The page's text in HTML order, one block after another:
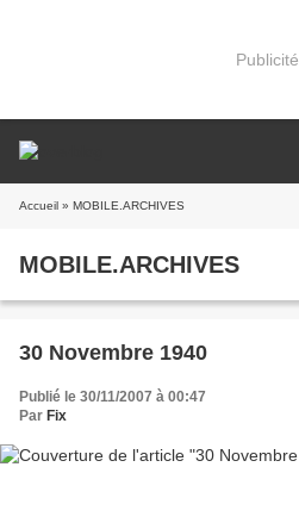
Publicité
Accueil » MOBILE.ARCHIVES
MOBILE.ARCHIVES
30 Novembre 1940
Publié le 30/11/2007 à 00:47
Par Fix